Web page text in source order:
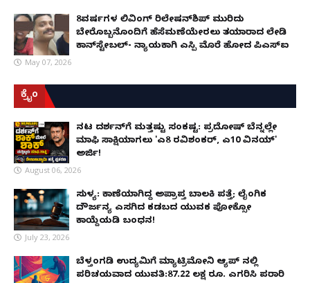
8ವರ್ಷಗಳ ಲಿವಿಂಗ್‌ ರಿಲೇಷನ್‌ಶಿಪ್ ಮುರಿದು
ಬೇರೊಬ್ಬನೊಂದಿಗೆ ಹೆಸೆಮಣೆಯೇರಲು ತಯಾರಾದ ಲೇಡಿ
ಕಾನ್‌ಸ್ಟೇಬಲ್- ನ್ಯಾಯಕ್ಕಾಗಿ ಎಸ್ಪಿ ಮೊರೆ ಹೋದ ಪಿಎಸ್ಐ
May 07, 2026
ಕ್ರೈಂ
ನಟ ದರ್ಶನ್‌ಗೆ ಮತ್ತಷ್ಟು ಸಂಕಷ್ಟ: ಪ್ರದೋಷ್ ಬೆನ್ನಲ್ಲೇ
ಮಾಫಿ ಸಾಕ್ಷಿಯಾಗಲು 'ಎ8 ರವಿಶಂಕರ್, ಎ10 ವಿನಯ್'
ಅರ್ಜಿ!
August 06, 2026
ಸುಳ್ಯ: ಕಾಣೆಯಾಗಿದ್ದ ಅಪ್ರಾಪ್ತ ಬಾಲಕಿ ಪತ್ತೆ; ಲೈಂಗಿಕ
ದೌರ್ಜನ್ಯ ಎಸಗಿದ ಕಡಬದ ಯುವಕ ಪೋಕ್ಸೋ
ಕಾಯ್ದೆಯಡಿ ಬಂಧನ!
July 23, 2026
ಬೆಳ್ತಂಗಡಿ ಉದ್ಯಮಿಗೆ ಮ್ಯಾಟ್ರಿಮೋನಿ ಆ್ಯಪ್ ನಲ್ಲಿ
ಪರಿಚಯವಾದ ಯುವತಿ:87.22 ಲಕ್ಷ ರೂ. ಎಗರಿಸಿ ಪರಾರಿ